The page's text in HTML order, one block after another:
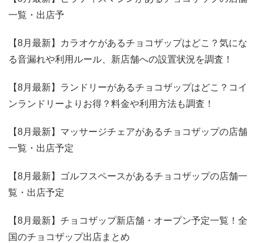
一覧・出店予
【8月最新】カラオケがあるチョコザップはどこ？気にな
る音漏れや利用ルール、新店舗への設置状況を調査！
【8月最新】ランドリーがあるチョコザップはどこ？コイ
ンランドリーよりお得？料金や利用方法も調査！
【8月最新】マッサージチェアがあるチョコザップの店舗
一覧・出店予定
【8月最新】ゴルフスペースがあるチョコザップの店舗一
覧・出店予定
【8月最新】チョコザップ新店舗・オープン予定一覧！全
国のチョコザップ出店まとめ